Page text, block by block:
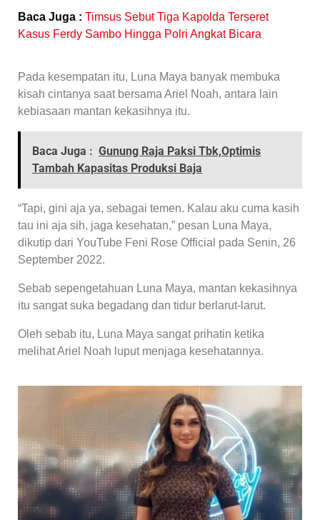
Baca Juga : Timsus Sebut Tiga Kapolda Terseret
Kasus Ferdy Sambo Hingga Polri Angkat Bicara
Pada kesempatan itu, Luna Maya banyak membuka
kisah cintanya saat bersama Ariel Noah, antara lain
kebiasaan mantan kekasihnya itu.
Baca Juga : Gunung Raja Paksi Tbk,Optimis
Tambah Kapasitas Produksi Baja
“Tapi, gini aja ya, sebagai temen. Kalau aku cuma kasih
tau ini aja sih, jaga kesehatan,” pesan Luna Maya,
dikutip dari YouTube Feni Rose Official pada Senin, 26
September 2022.
Sebab sepengetahuan Luna Maya, mantan kekasihnya
itu sangat suka begadang dan tidur berlarut-larut.
Oleh sebab itu, Luna Maya sangat prihatin ketika
melihat Ariel Noah luput menjaga kesehatannya.